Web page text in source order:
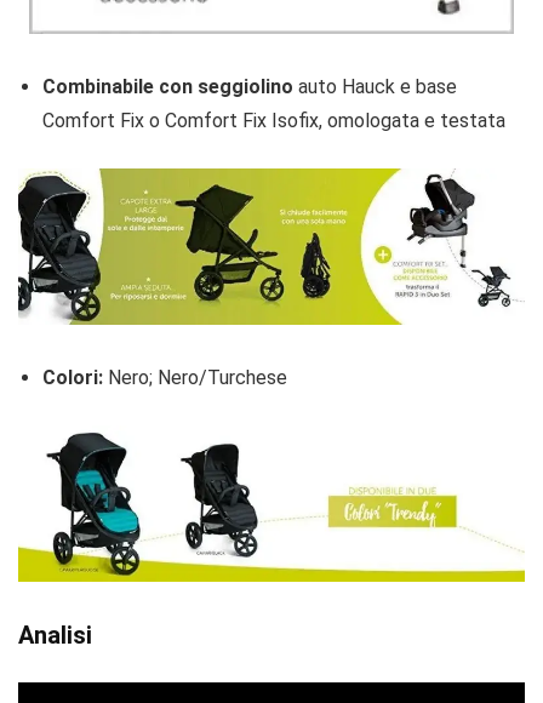
Combinabile con seggiolino auto Hauck e base
Comfort Fix o Comfort Fix Isofix, omologata e testata
Colori: Nero; Nero/Turchese
Analisi